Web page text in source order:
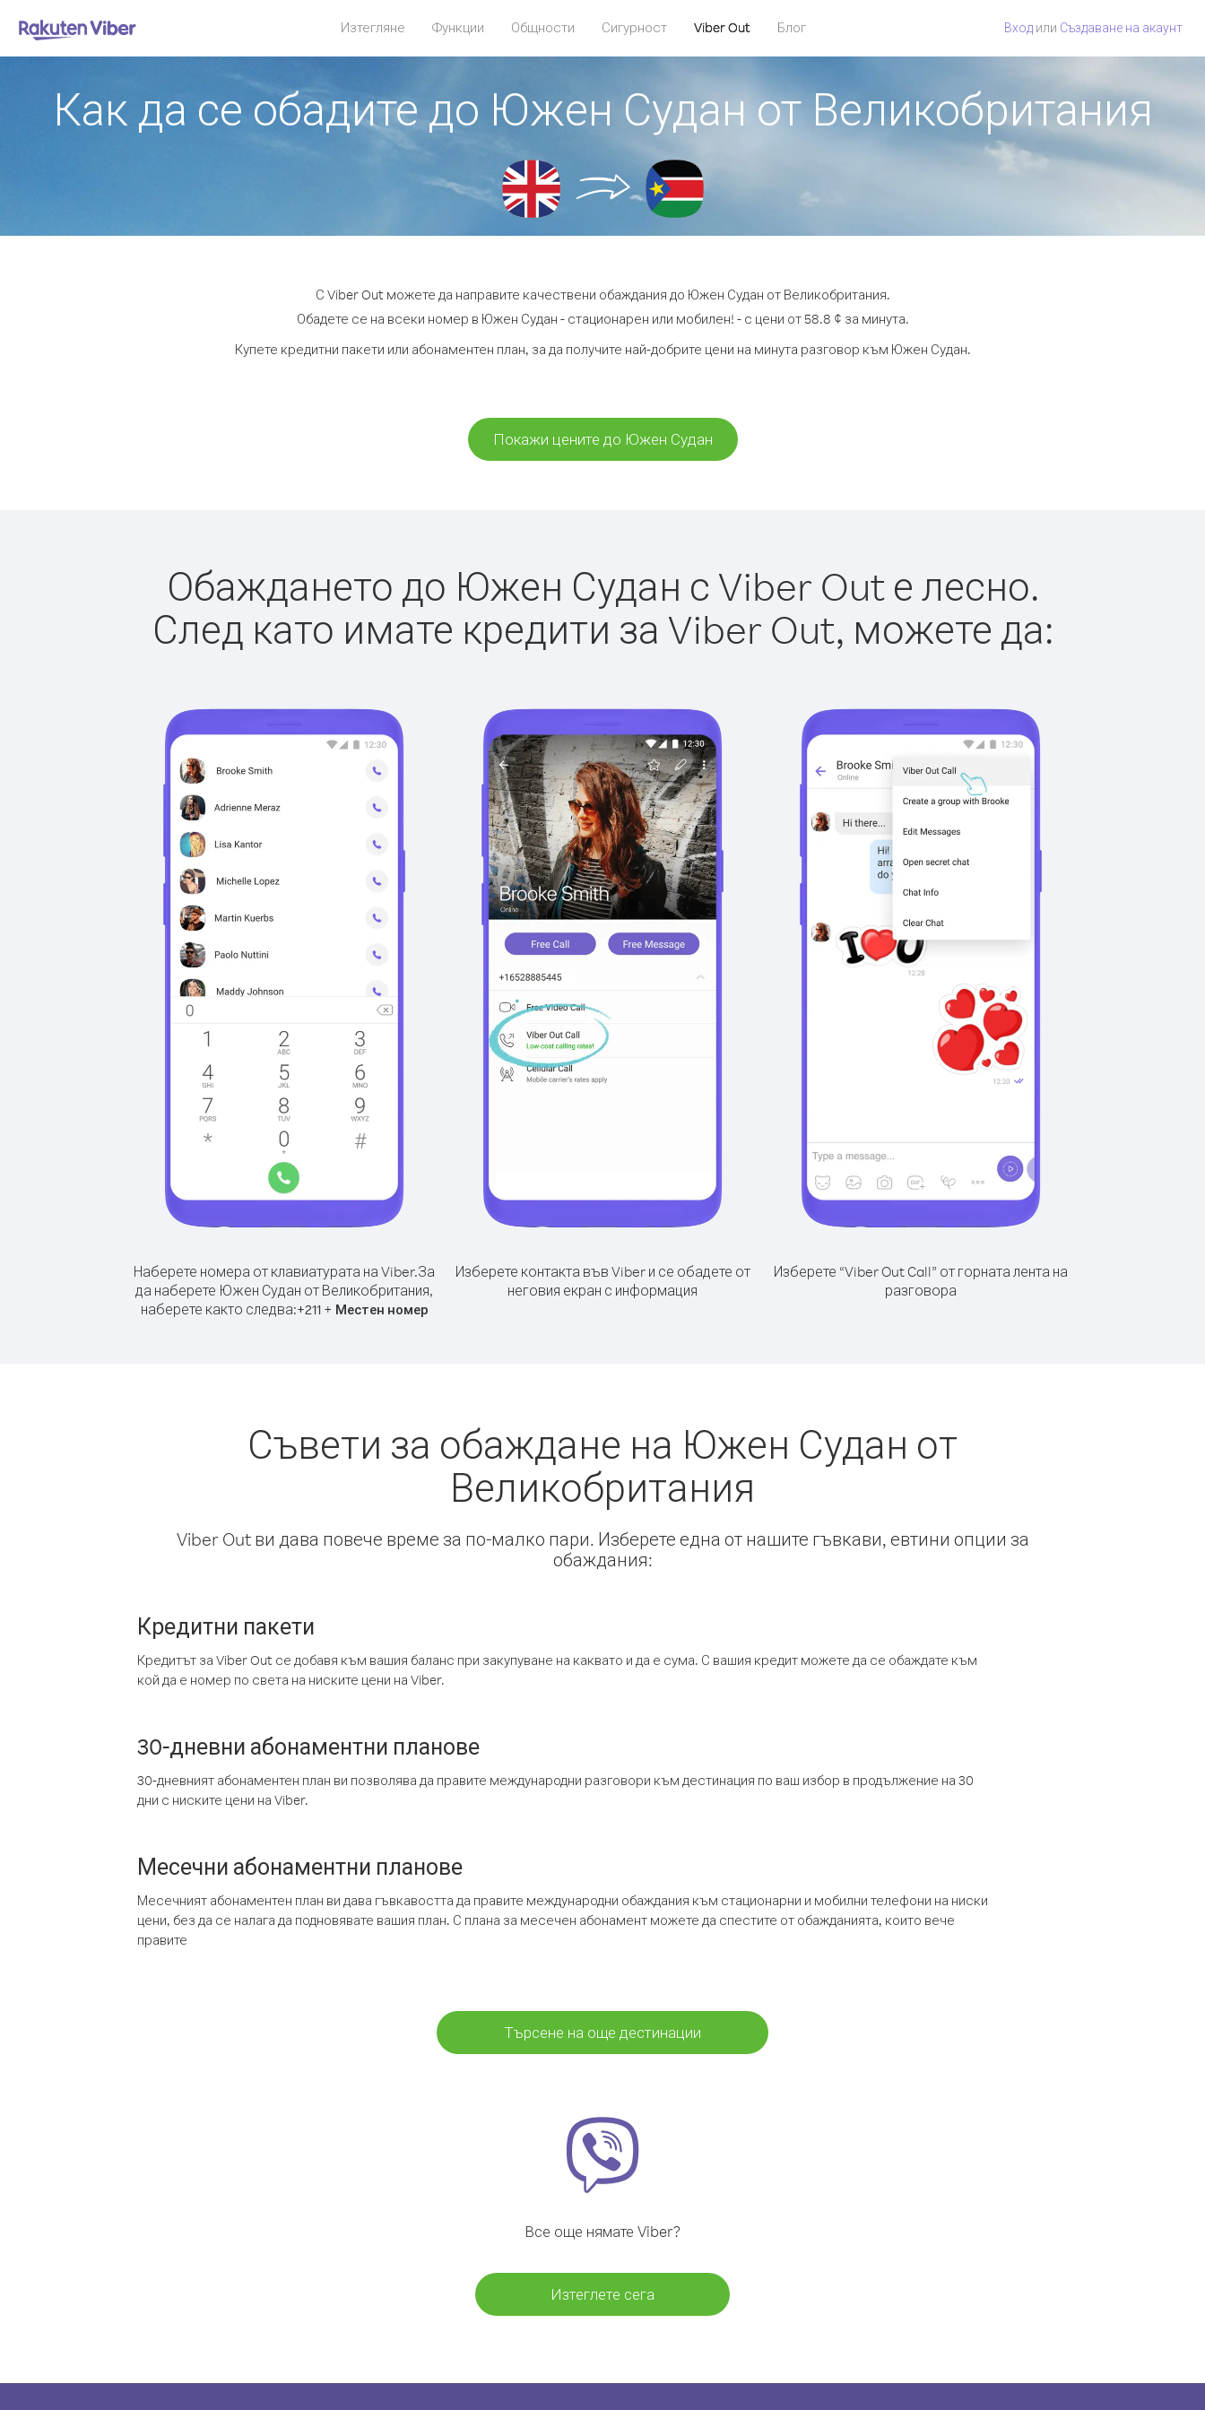
Изтегляне Функции Общности Сигурност Viber Out Блог Вход или Създаване на акаунт
Как да се обадите до Южен Судан от Великобритания
С Viber Out можете да направите качествени обаждания до Южен Судан от Великобритания.
Обадете се на всеки номер в Южен Судан - стационарен или мобилен! - с цени от 58.8 ¢ за минута.
Купете кредитни пакети или абонаментен план, за да получите най-добрите цени на минута разговор към Южен Судан.
Покажи цените до Южен Судан
Обаждането до Южен Судан с Viber Out е лесно.
След като имате кредити за Viber Out, можете да:
Наберете номера от клавиатурата на Viber.За
да наберете Южен Судан от Великобритания,
наберете както следва:+211+ Местен номер
Изберете контакта във Viber и се обадете от
неговия екран с информация
Изберете “Viber Out Call” от горната лента на
разговора
Съвети за обаждане на Южен Судан от
Великобритания
Viber Out ви дава повече време за по-малко пари. Изберете една от нашите гъвкави, евтини опции за
обаждания:
Кредитни пакети
Кредитът за Viber Out се добавя към вашия баланс при закупуване на каквато и да е сума. С вашия кредит можете да се обаждате към
кой да е номер по света на ниските цени на Viber.
30-дневни абонаментни планове
30-дневният абонаментен план ви позволява да правите международни разговори към дестинация по ваш избор в продължение на 30
дни с ниските цени на Viber.
Месечни абонаментни планове
Месечният абонаментен план ви дава гъвкавостта да правите международни обаждания към стационарни и мобилни телефони на ниски
цени, без да се налага да подновявате вашия план. С плана за месечен абонамент можете да спестите от обажданията, които вече
правите
Търсене на още дестинации
Все още нямате Viber?
Изтеглете сега